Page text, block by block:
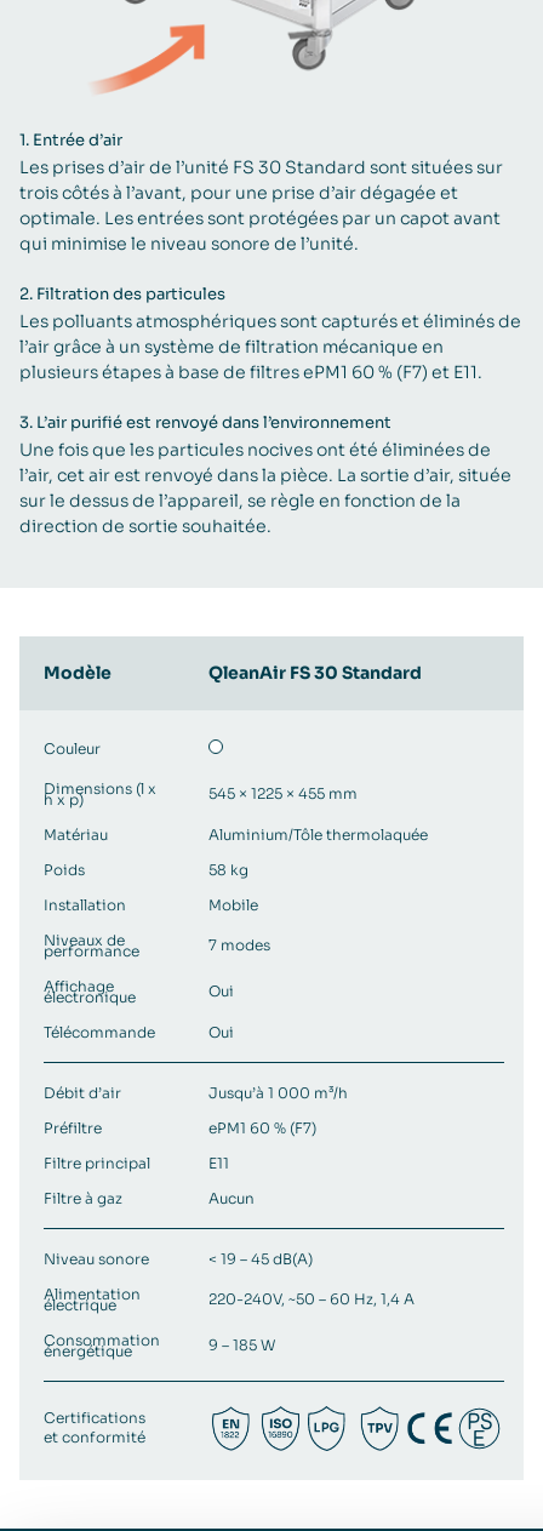
1. Entrée d’air
Les prises d’air de l’unité FS 30 Standard sont situées sur
trois côtés à l’avant, pour une prise d’air dégagée et
optimale. Les entrées sont protégées par un capot avant
qui minimise le niveau sonore de l’unité.
2. Filtration des particules
Les polluants atmosphériques sont capturés et éliminés de
l’air grâce à un système de filtration mécanique en
plusieurs étapes à base de filtres ePM1 60 % (F7) et E11.
3. L’air purifié est renvoyé dans l’environnement
Une fois que les particules nocives ont été éliminées de
l’air, cet air est renvoyé dans la pièce. La sortie d’air, située
sur le dessus de l’appareil, se règle en fonction de la
direction de sortie souhaitée.
Modèle QleanAir FS 30 Standard
Couleur
Dimensions (l x
h x p) 545 × 1225 × 455 mm
Matériau
Aluminium/Tôle thermolaquée
Poids
58 kg
Installation
Mobile
Niveaux de
performance 7 modes
Affichage
électronique Oui
Télécommande Oui
Débit d’air
Jusqu’à 1 000 m³/h
Préfiltre
ePM1 60 % (F7)
Filtre principal
E11
Filtre à gaz
Aucun
Niveau sonore
< 19 – 45 dB(A)
Alimentation
électrique 220-240V, ~50 – 60 Hz, 1,4 A
Consommation
énergétique 9 – 185 W
Certifications
et conformité